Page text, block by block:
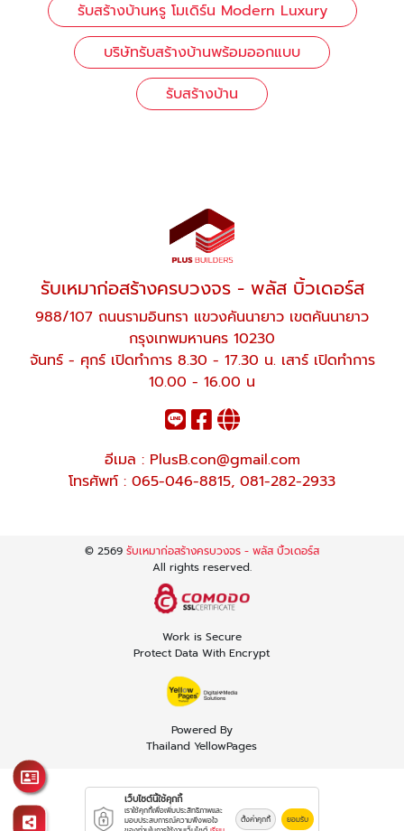
รับสร้างบ้านหรู โมเดิร์น Modern Luxury
บริษัทรับสร้างบ้านพร้อมออกแบบ
รับสร้างบ้าน
รับเหมาก่อสร้างครบวงจร - พลัส บิ้วเดอร์ส
988/107 ถนนรามอินทรา แขวงคันนายาว เขตคันนายาว
กรุงเทพมหานคร 10230
จันทร์ - ศุกร์ เปิดทำการ 8.30 - 17.30 น. เสาร์ เปิดทำการ
10.00 - 16.00 น
อีเมล : PlusB.con@gmail.com
โทรศัพท์ : 065-046-8815, 081-282-2933
© 2569 รับเหมาก่อสร้างครบวงจร - พลัส บิ้วเดอร์ส
All rights reserved.
Work is Secure
Protect Data With Encrypt
Powered By
Thailand YellowPages
เว็บไซต์นี้ใช้คุกกี้
เราใช้คุกกี้เพื่อเพิ่มประสิทธิภาพและ
มอบประสบการณ์ความพึงพอใจ
ตั้งค่าคุกกี้ ยอมรับ